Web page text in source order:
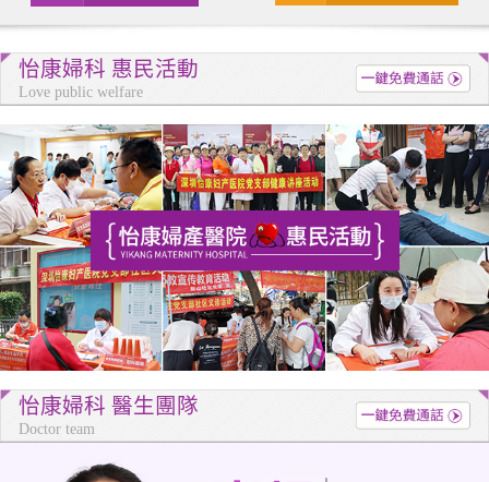
怡康婦科 惠民活動
Love public welfare
怡康婦科 醫生團隊
Doctor team